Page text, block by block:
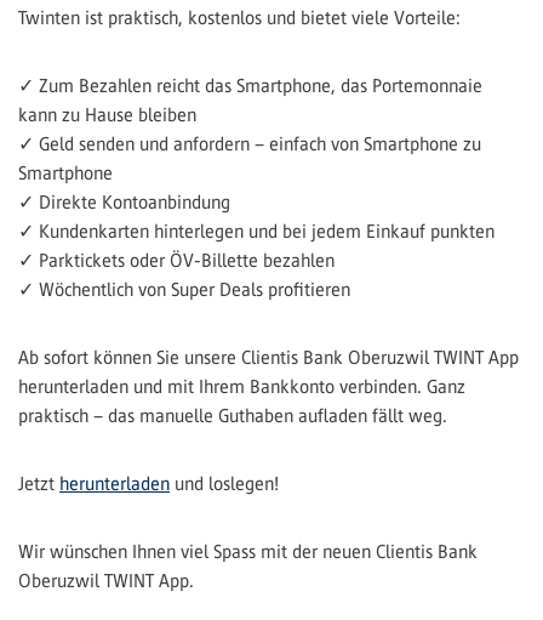
Twinten ist praktisch, kostenlos und bietet viele Vorteile:
✓ Zum Bezahlen reicht das Smartphone, das Portemonnaie
kann zu Hause bleiben
✓ Geld senden und anfordern – einfach von Smartphone zu
Smartphone
✓ Direkte Kontoanbindung
✓ Kundenkarten hinterlegen und bei jedem Einkauf punkten
✓ Parktickets oder ÖV-Billette bezahlen
✓ Wöchentlich von Super Deals profitieren
Ab sofort können Sie unsere Clientis Bank Oberuzwil TWINT App
herunterladen und mit Ihrem Bankkonto verbinden. Ganz
praktisch – das manuelle Guthaben aufladen fällt weg.
Jetzt herunterladen und loslegen!
Wir wünschen Ihnen viel Spass mit der neuen Clientis Bank
Oberuzwil TWINT App.